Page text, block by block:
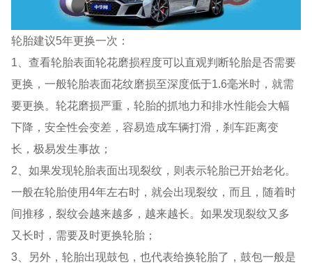
轮胎建议5年更换一次：
1、查看轮胎表面轮花磨损程度可以直观判断轮胎是否需要
更换，一般轮胎表面花纹磨损至深度低于1.6毫米时，就需
要更换。轮花磨损严重，轮胎的抓地力和排水性能会大幅
下降，安全性会变差，容易造成车辆打滑，刹车距离变
长，极易发生事故；
2、如果发现轮胎表面出现裂纹，则表示轮胎已开始老化。
一般在轮胎使用4年左右时，就会出现裂纹，而且，随着时
间推移，裂纹会越来越多，越来越长。如果发现裂纹又多
又长时，需要及时更换轮胎；
3、另外，轮胎出现鼓包，也代表给换轮胎了，鼓包一般是